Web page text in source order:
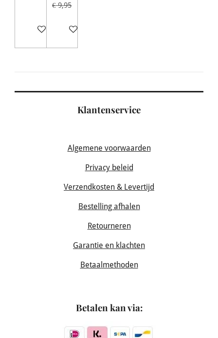
In winkelwagen
€ 9,95
In winkelwagen
Klantenservice
Algemene voorwaarden
Privacy beleid
Verzendkosten & Levertijd
Bestelling afhalen
Retourneren
Garantie en klachten
Betaalmethoden
Betalen kan via: